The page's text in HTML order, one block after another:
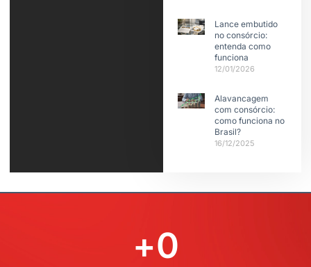
Lance embutido
no consórcio:
entenda como
funciona
12/01/2026
Alavancagem
com consórcio:
como funciona no
Brasil?
16/12/2025
+0